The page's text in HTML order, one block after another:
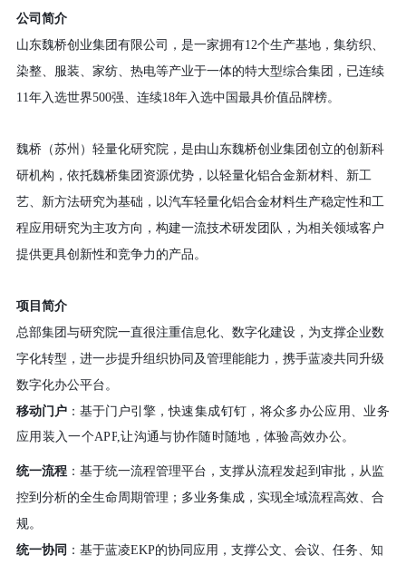
公司简介
山东魏桥创业集团有限公司，是一家拥有12个生产基地，集纺织、
染整、服装、家纺、热电等产业于一体的特大型综合集团，已连续
11年入选世界500强、连续18年入选中国最具价值品牌榜。
魏桥（苏州）轻量化研究院，是由山东魏桥创业集团创立的创新科
研机构，依托魏桥集团资源优势，以轻量化铝合金新材料、新工
艺、新方法研究为基础，以汽车轻量化铝合金材料生产稳定性和工
程应用研究为主攻方向，构建一流技术研发团队，为相关领域客户
提供更具创新性和竞争力的产品。
项目简介
总部集团与研究院一直很注重信息化、数字化建设，为支撑企业数
字化转型，进一步提升组织协同及管理能能力， 携手蓝凌共同 升级
数字化办公平台。
移动门户：基于门户引擎，快速集成钉钉，将众多办公应用、业务
应用装入一个APP,让沟通与协作随时随地，体验高效办公。
统一流程：基于统一流程管理平台，支撑从流程发起到审批，从监
控到分析的全生命周期管理 ； 多业务集成，实现全域流程高效、合
规。
统一协同 ：基于蓝凌EKP的协同应用，支撑公文、会议、任务、知